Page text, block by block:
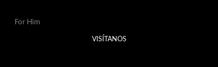
For Him
VISÍTANOS